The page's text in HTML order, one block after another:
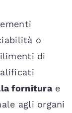
o
di
forniturae
agli organi